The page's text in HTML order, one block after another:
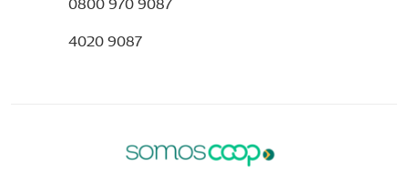
0800 970 9087
4020 9087